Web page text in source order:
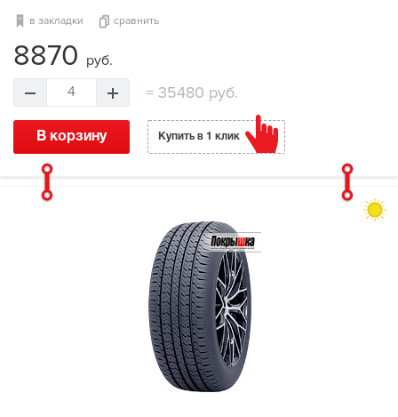
в закладки сравнить
8870 руб.
4 =35480 руб.
В корзину Купить в 1 клик